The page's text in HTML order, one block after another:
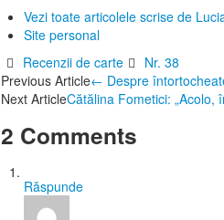
Vezi toate articolele scrise de
Site personal
Recenzii de carte
Nr. 38
Post
navigation
Previous Article← Despre
Next ArticleCătălina Fometici: „Acolo,
2 Comments
Răspunde